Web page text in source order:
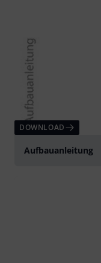
DOWNLOAD
Aufbauanleitung